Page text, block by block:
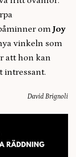
om Joy
vinkeln som
att hon kan
intressant.
David Brignoli